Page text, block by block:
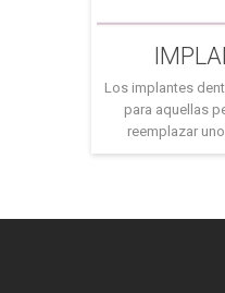
Los implantes
para aquellas
reemplazar
dispositivos se
solución